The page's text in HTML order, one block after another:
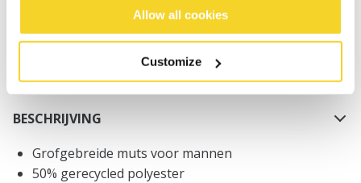
Allow all cookies
Customize
Gratis verzending voor orders boven € 50,- binnen
Binnen 30 dagen retourneren
BESCHRIJVING
Grofgebreide muts voor mannen
50% gerecycled polyester